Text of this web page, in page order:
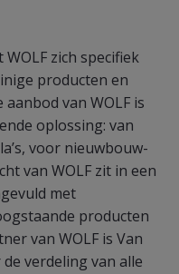
zich specifiek
producten en
van WOLF is
oplossing: van
voor nieuwbouw-
van WOLF zit in een
met
producten
van WOLF is Van
verdeling van alle